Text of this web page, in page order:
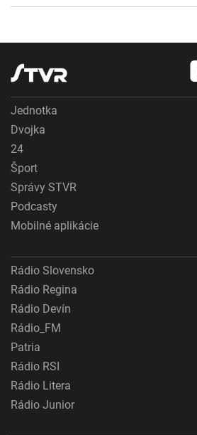
Jednotka
Dvojka
24
Šport
Správy STVR
Podcasty
Mobilné aplikácie
Rádio Slovensko
Rádio Regina
Rádio Devín
Rádio_FM
Patria
Rádio RSI
Rádio Litera
Rádio Junior